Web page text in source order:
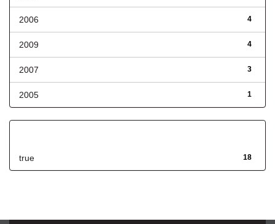
4
2006
4
2009
3
2007
1
2005
18
true